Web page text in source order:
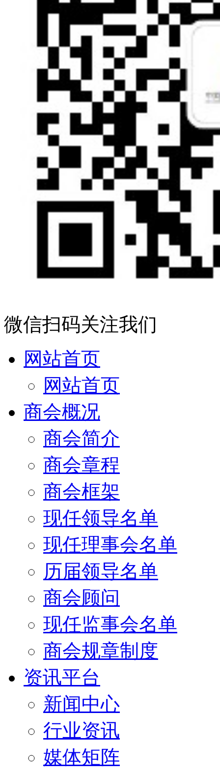
微信扫码关注我们
网站首页
网站首页
商会概况
商会简介
商会章程
商会框架
现任领导名单
现任理事会名单
历届领导名单
商会顾问
现任监事会名单
商会规章制度
资讯平台
新闻中心
行业资讯
媒体矩阵